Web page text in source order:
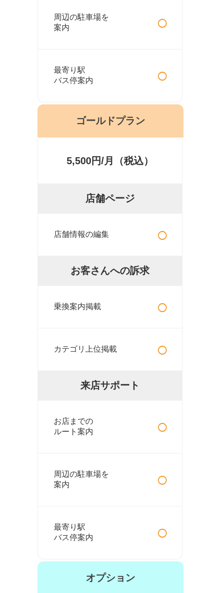
周辺の駐車場を
案内
○
最寄り駅
バス停案内
○
ゴールドプラン
5,500円/月（税込）
店舗ページ
店舗情報の編集 ○
お客さんへの訴求
乗換案内掲載 ○
カテゴリ上位掲載 ○
来店サポート
お店までの
ルート案内
○
周辺の駐車場を
案内
○
最寄り駅
バス停案内
○
オプション